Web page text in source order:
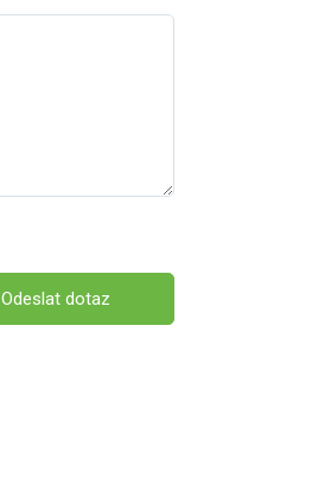
Odeslat dotaz